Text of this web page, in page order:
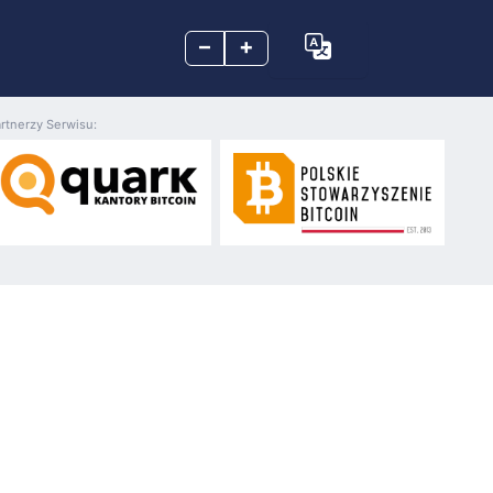
– +
Serwisu: